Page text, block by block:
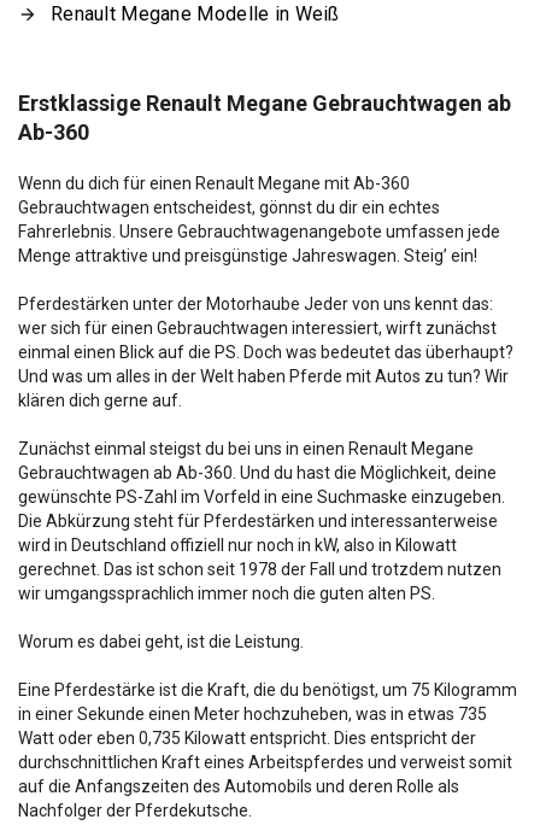
Renault Megane Modelle in Weiß
Erstklassige Renault Megane Gebrauchtwagen ab
Ab-360
Wenn du dich für einen Renault Megane mit Ab-360
Gebrauchtwagen entscheidest, gönnst du dir ein echtes
Fahrerlebnis. Unsere Gebrauchtwagenangebote umfassen jede
Menge attraktive und preisgünstige Jahreswagen. Steig’ ein!
Pferdestärken unter der Motorhaube Jeder von uns kennt das:
wer sich für einen Gebrauchtwagen interessiert, wirft zunächst
einmal einen Blick auf die PS. Doch was bedeutet das überhaupt?
Und was um alles in der Welt haben Pferde mit Autos zu tun? Wir
klären dich gerne auf.
Zunächst einmal steigst du bei uns in einen Renault Megane
Gebrauchtwagen ab Ab-360. Und du hast die Möglichkeit, deine
gewünschte PS-Zahl im Vorfeld in eine Suchmaske einzugeben.
Die Abkürzung steht für Pferdestärken und interessanterweise
wird in Deutschland offiziell nur noch in kW, also in Kilowatt
gerechnet. Das ist schon seit 1978 der Fall und trotzdem nutzen
wir umgangssprachlich immer noch die guten alten PS.
Worum es dabei geht, ist die Leistung.
Eine Pferdestärke ist die Kraft, die du benötigst, um 75 Kilogramm
in einer Sekunde einen Meter hochzuheben, was in etwas 735
Watt oder eben 0,735 Kilowatt entspricht. Dies entspricht der
durchschnittlichen Kraft eines Arbeitspferdes und verweist somit
auf die Anfangszeiten des Automobils und deren Rolle als
Nachfolger der Pferdekutsche.